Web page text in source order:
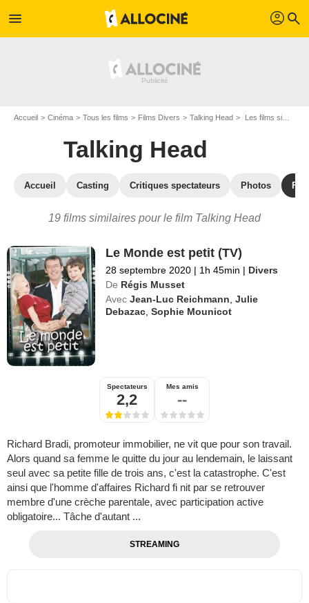
menu profil search
Accueil Cinéma Tous les films Films Divers Talking Head Les films similaires à "Talking Head"
Talking Head
Accueil Casting Critiques spectateurs Photos
19 films similaires pour le film Talking Head
Le Monde est petit (TV)
28 septembre 2020 | 1h 45min | Divers
De Régis Musset
Avec Jean-Luc Reichmann ,Julie
Debazac ,Sophie Mounicot
Spectateurs
2,2
Mes amis
--
Richard Bradi, promoteur immobilier, ne vit que pour son travail.
Alors quand sa femme le quitte du jour au lendemain, le laissant
seul avec sa petite fille de trois ans, c'est la catastrophe. C'est
ainsi que l'homme d'affaires Richard fi nit par se retrouver
membre d'une crèche parentale, avec participation active
obligatoire... Tâche d'autant ...
STREAMING